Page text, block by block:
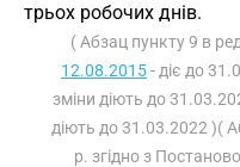
трьох робочих днів.
( Абзац пункту 9 в
12.08.2015- діє до
зміни діють до
діють до 31.03.2022 )(
р. згідно з